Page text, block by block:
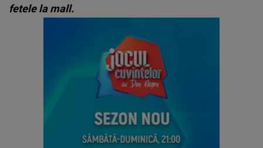
fetele la mall.